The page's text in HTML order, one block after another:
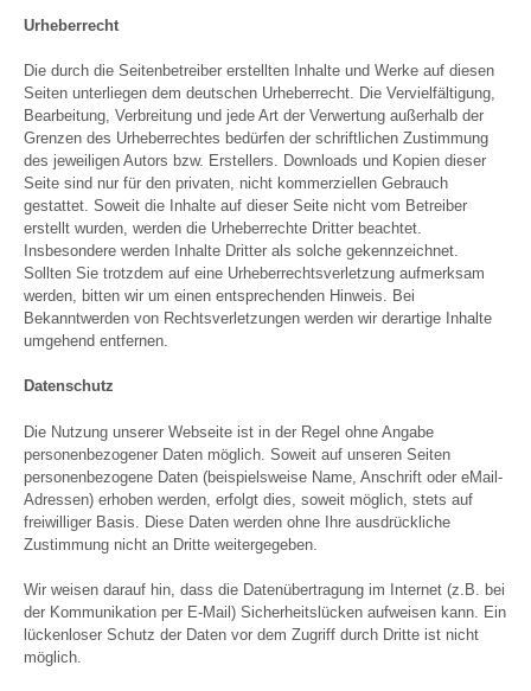
Urheberrecht
Die durch die Seitenbetreiber erstellten Inhalte und Werke auf diesen
Seiten unterliegen dem deutschen Urheberrecht. Die Vervielfältigung,
Bearbeitung, Verbreitung und jede Art der Verwertung außerhalb der
Grenzen des Urheberrechtes bedürfen der schriftlichen Zustimmung
des jeweiligen Autors bzw. Erstellers. Downloads und Kopien dieser
Seite sind nur für den privaten, nicht kommerziellen Gebrauch
gestattet. Soweit die Inhalte auf dieser Seite nicht vom Betreiber
erstellt wurden, werden die Urheberrechte Dritter beachtet.
Insbesondere werden Inhalte Dritter als solche gekennzeichnet.
Sollten Sie trotzdem auf eine Urheberrechtsverletzung aufmerksam
werden, bitten wir um einen entsprechenden Hinweis. Bei
Bekanntwerden von Rechtsverletzungen werden wir derartige Inhalte
umgehend entfernen.
Datenschutz
Die Nutzung unserer Webseite ist in der Regel ohne Angabe
personenbezogener Daten möglich. Soweit auf unseren Seiten
personenbezogene Daten (beispielsweise Name, Anschrift oder eMail-
Adressen) erhoben werden, erfolgt dies, soweit möglich, stets auf
freiwilliger Basis. Diese Daten werden ohne Ihre ausdrückliche
Zustimmung nicht an Dritte weitergegeben.
Wir weisen darauf hin, dass die Datenübertragung im Internet (z.B. bei
der Kommunikation per E-Mail) Sicherheitslücken aufweisen kann. Ein
lückenloser Schutz der Daten vor dem Zugriff durch Dritte ist nicht
möglich.